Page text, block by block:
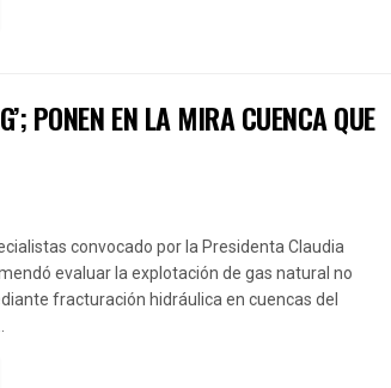
PONEN EN LA MIRA CUENCA QUE
convocado por la Presidenta Claudia
evaluar la explotación de gas natural no
fracturación hidráulica en cuencas del